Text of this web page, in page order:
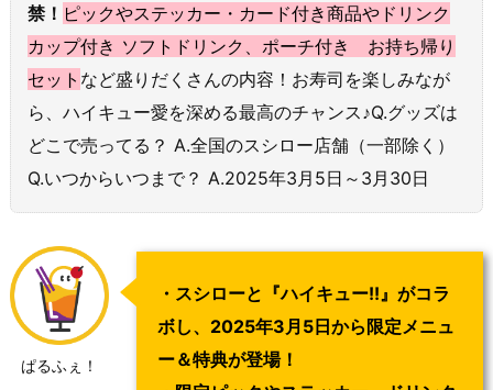
禁！ ピックやステッカー・カード付き商品やドリンク
カップ付き ソフトドリンク、ポーチ付き お持ち帰り
セット など盛りだくさんの内容！お寿司を楽しみなが
ら、ハイキュー愛を深める最高のチャンス♪Q.グッズは
どこで売ってる？ A.全国のスシロー店舗（一部除く）
Q.いつからいつまで？ A.2025年3月5日～3月30日
ぱるふぇ！
・スシローと『ハイキュー!!』がコラ
ボし、2025年3月5日から限定メニュ
ー＆特典が登場！